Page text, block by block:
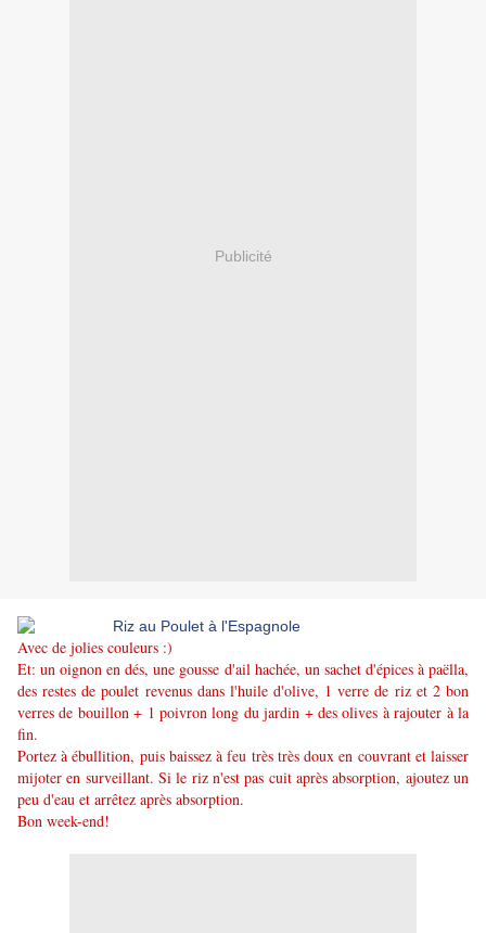
Publicité
Avec de jolies couleurs :)
Et: un oignon en dés, une gousse d'ail hachée, un sachet d'épices à paëlla,
des restes de poulet revenus dans l'huile d'olive, 1 verre de riz et 2 bon
verres de bouillon + 1 poivron long du jardin + des olives à rajouter à la
fin.
Portez à ébullition, puis baissez à feu très très doux en couvrant et laisser
mijoter en surveillant. Si le riz n'est pas cuit après absorption, ajoutez un
peu d'eau et arrêtez après absorption.
Bon week-end!